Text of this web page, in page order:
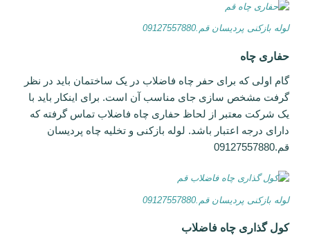
لوله بازکنی پردیسان قم.09127557880
حفاری چاه
گام اولی که برای حفر چاه فاضلاب در یک ساختمان باید در نظر
گرفت مشخص سازی جای مناسب آن است. برای اینکار باید با
یک شرکت معتبر از لحاظ حفاری چاه فاضلاب تماس گرفته که
دارای درجه اعتبار باشد. لوله بازکنی و تخلیه چاه پردیسان
قم.09127557880
لوله بازکنی پردیسان قم.09127557880
کول گذاری چاه فاضلاب